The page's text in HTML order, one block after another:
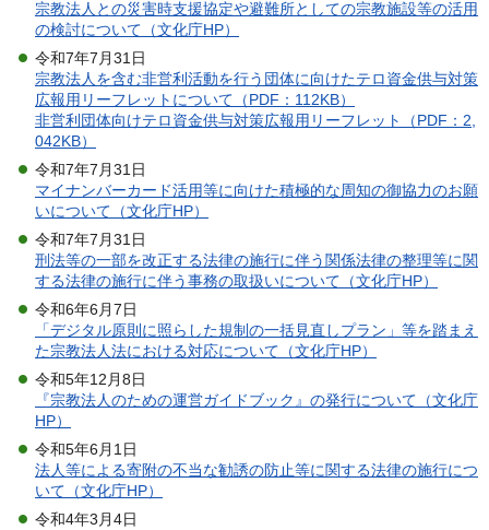
宗教法人との災害時支援協定や避難所としての宗教施設等の活用
の検討について（文化庁HP）
令和7年7月31日
宗教法人を含む非営利活動を行う団体に向けたテロ資金供与対策
広報用リーフレットについて（PDF：112KB）
非営利団体向けテロ資金供与対策広報用リーフレット（PDF：2,
042KB）
令和7年7月31日
マイナンバーカード活用等に向けた積極的な周知の御協力のお願
いについて（文化庁HP）
令和7年7月31日
刑法等の一部を改正する法律の施行に伴う関係法律の整理等に関
する法律の施行に伴う事務の取扱いについて（文化庁HP）
令和6年6月7日
「デジタル原則に照らした規制の一括見直しプラン」等を踏まえ
た宗教法人法における対応について（文化庁HP）
令和5年12月8日
『宗教法人のための運営ガイドブック』の発行について（文化庁
HP）
令和5年6月1日
法人等による寄附の不当な勧誘の防止等に関する法律の施行につ
いて（文化庁HP）
令和4年3月4日